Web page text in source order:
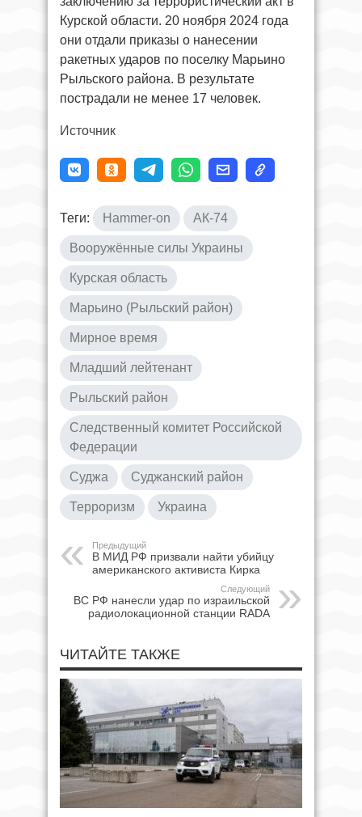
Курской области. 20 ноября 2024 года
они отдали приказы о нанесении
ракетных ударов по поселку Марьино
Рыльского района. В результате
пострадали не менее 17 человек.
Источник
Теги: Hammer-on АК-74
Вооружённые силы Украины
Курская область
Марьино (Рыльский район)
Мирное время
Младший лейтенант
Рыльский район
Следственный комитет Российской
Федерации
Суджа Суджанский район
Терроризм Украина
Предыдущий
В МИД РФ призвали найти убийцу
американского активиста Кирка
Следующий
ВС РФ нанесли удар по израильской
радиолокационной станции RADA
ЧИТАЙТЕ ТАКЖЕ